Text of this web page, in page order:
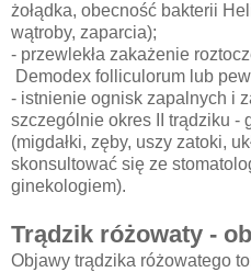
żołądka, obecność bakterii
wątroby, zaparcia);
- przewlekła zakażenie
Demodex folliculorum lub
- istnienie ognisk zapalnych i
szczególnie okres II trądziku -
(migdałki, zęby, uszy zatoki,
skonsultować się ze
ginekologiem).
Trądzik różowaty -
Objawy trądzika różowatego